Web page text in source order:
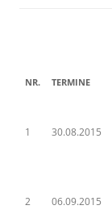
NR. TERMINE
1 30.08.2015
2 06.09.2015